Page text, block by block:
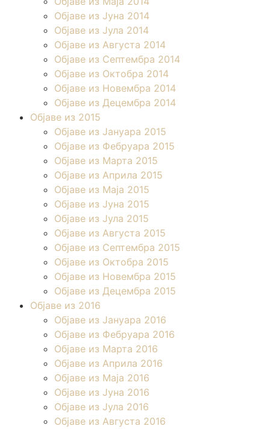
Објаве из Јуна 2014
Објаве из Јула 2014
Објаве из Августа 2014
Објаве из Септембра 2014
Објаве из Октобра 2014
Објаве из Новембра 2014
Објаве из Децембра 2014
Објаве из 2015
Објаве из Јануара 2015
Објаве из Фебруара 2015
Објаве из Марта 2015
Објаве из Априла 2015
Објаве из Маја 2015
Објаве из Јуна 2015
Објаве из Јула 2015
Објаве из Августа 2015
Објаве из Септембра 2015
Објаве из Октобра 2015
Објаве из Новембра 2015
Објаве из Децембра 2015
Објаве из 2016
Објаве из Јануара 2016
Објаве из Фебруара 2016
Објаве из Марта 2016
Објаве из Априла 2016
Објаве из Маја 2016
Објаве из Јуна 2016
Објаве из Јула 2016
Објаве из Августа 2016